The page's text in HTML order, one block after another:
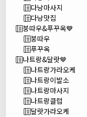
다낭마사지
다낭맛집
붕따우&푸꾸옥💙
붕따우
푸꾸옥
나트랑&달랏🤎
나트랑가라오케
나트랑이발소
나트랑마사지
나트랑클럽
달랏가라오케